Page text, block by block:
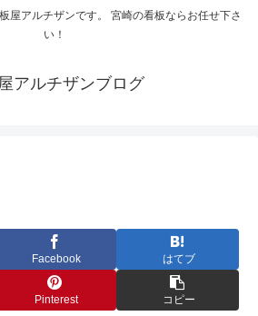
アルチザンです。 宮崎の看板ならお任せ下さ
い！
アルチザンブログ
Facebook はてブ
Pinterest コピー